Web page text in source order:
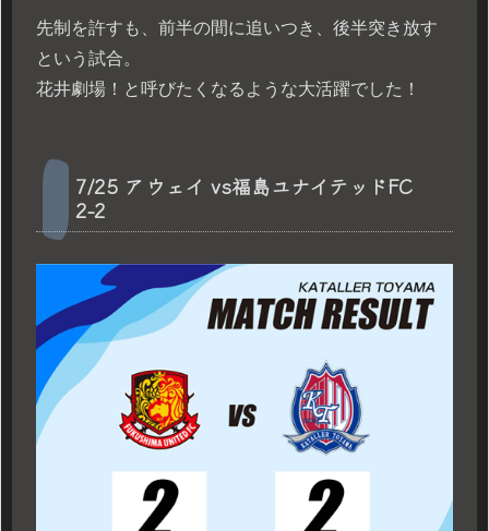
先制を許すも、前半の間に追いつき、後半突き放す
という試合。
花井劇場！と呼びたくなるような大活躍でした！
7/25 アウェイ vs福島ユナイテッドFC
2-2